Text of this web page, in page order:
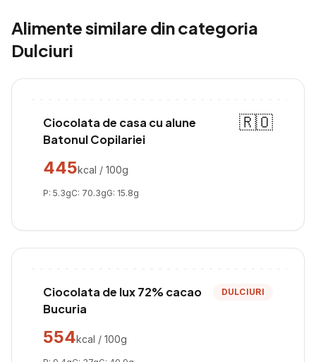
Alimente similare din categoria
Dulciuri
Ciocolata de casa cu alune
Batonul Copilariei
🇷🇴
445kcal / 100g
P: 5.3gC: 70.3gG: 15.8g
Ciocolata de lux 72% cacao
Bucuria
DULCIURI
554kcal / 100g